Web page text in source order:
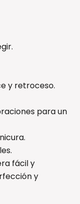
y retroceso.
para un
fácil y
y